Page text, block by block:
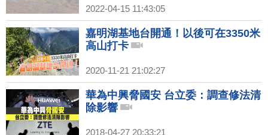
2022-04-15 11:43:05
嘉明湖基地台開通！以後可在3350米
高山打卡
2020-11-21 21:02:27
華為中興脅國安 台立委：調查修法清
除影響
2018-04-27 20:33:21